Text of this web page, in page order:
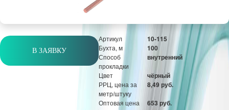
В ЗАЯВКУ
Артикул 10-115
Бухта, м 100
Способ
прокладки
внутренний
Цвет чёрный
РРЦ, цена за
метр/штуку
8,49 руб.
Оптовая цена 653 руб.